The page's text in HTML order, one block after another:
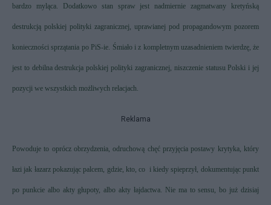
bardzo myląca. Dodatkowo stan spraw jest nadmiernie zagmatwany kretyńską
destrukcją polskiej polityki zagranicznej, uprawianej pod propagandowym pozorem
konieczności sprzątania po PiS-ie. Śmiało i z kompletnym uzasadnieniem twierdzę, że
jest to debilna destrukcja polskiej polityki zagranicznej, niszczenie statusu Polski i jej
pozycji we wszystkich możliwych relacjach.
Reklama
Powoduje to oprócz obrzydzenia, odruchową chęć przyjęcia postawy krytyka, który
łazi jak łazarz pokazując palcem, gdzie, kto, co i kiedy spieprzył, dokumentując punkt
po punkcie albo akty głupoty, albo akty łajdactwa. Nie ma to sensu, bo już dzisiaj